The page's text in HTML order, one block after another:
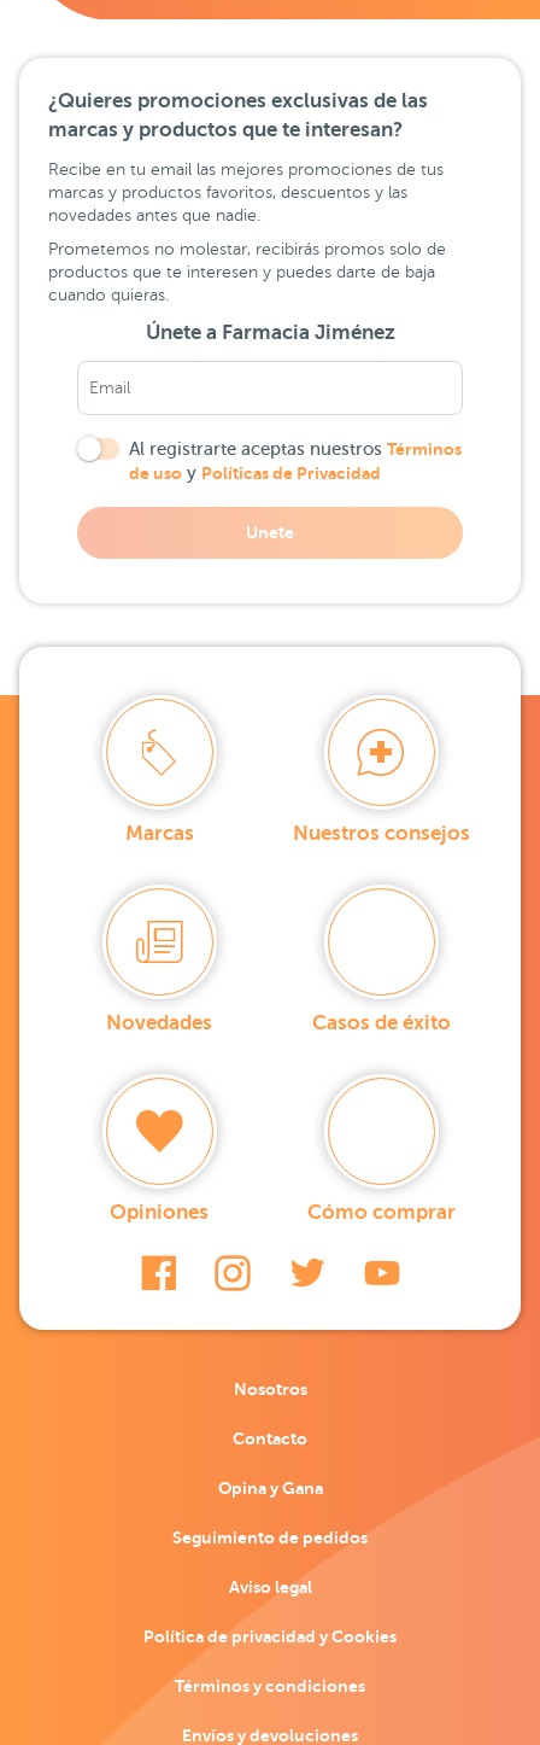
¿Quieres promociones exclusivas de las
marcas y productos que te interesan?
Recibe en tu email las mejores promociones de tus
marcas y productos favoritos, descuentos y las
novedades antes que nadie.
Prometemos no molestar, recibirás promos solo de
productos que te interesen y puedes darte de baja
cuando quieras.
Únete a Farmacia Jiménez
Al registrarte aceptas nuestros Términos
de uso y Políticas de Privacidad
Unete
Marcas Nuestros consejos
Novedades Casos de éxito
Opiniones Cómo comprar
Nosotros
Contacto
Opina y Gana
Seguimiento de pedidos
Aviso legal
Política de privacidad y Cookies
Términos y condiciones
Envíos y devoluciones